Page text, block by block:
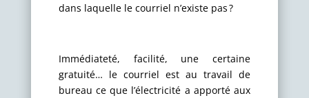
dans laquelle le courriel n’existe pas ?
Immédiateté, facilité, une certaine
gratuité… le courriel est au travail de
bureau ce que l’électricité a apporté aux